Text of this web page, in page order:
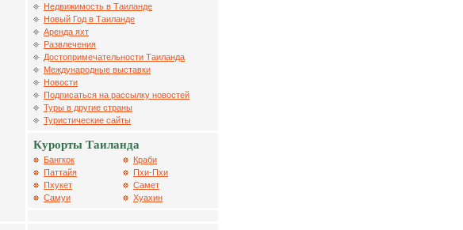
Недвижимость в Таиланде
Новый Год в Таиланде
Аренда яхт
Развлечения
Достопримечательности Таиланда
Международные выставки
Новости
Подписаться на рассылку новостей
Туры в другие страны
Туристические сайты
Курорты Таиланда
Бангкок
Паттайя
Пхукет
Самуи
Краби
Пхи-Пхи
Самет
Хуахин